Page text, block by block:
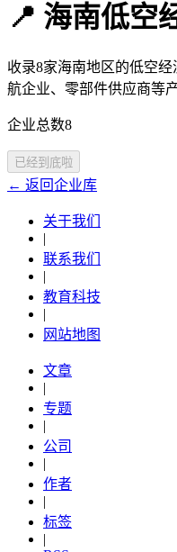
📍 海南低空
收录8家海南地区的低空
航企业、零部件供应商等
企业总数8
已经到底啦
← 返回企业库
关于我们
|
联系我们
|
教育科技
|
网站地图
文章
|
专题
|
公司
|
作者
|
标签
|